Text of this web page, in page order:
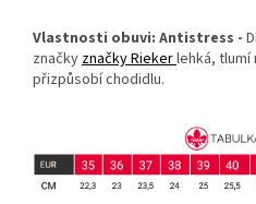
Vlastnosti obuvi: Antistress -
značkyznačky Riekerlehká, tlumí
přizpůsobí chodidlu.